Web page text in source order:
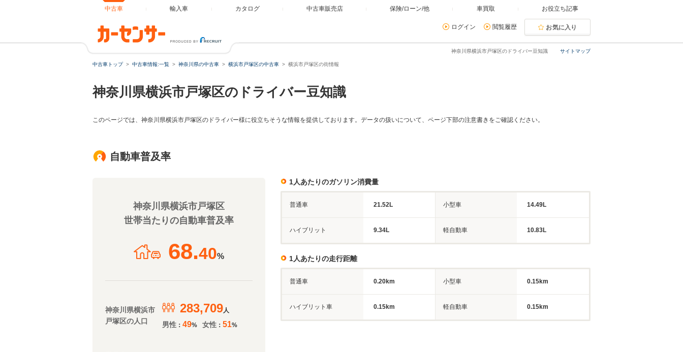
中古車 輸入車 カタログ 中古車販売店 保険/ローン/他 車買取 お役立ち記事
ログイン 閲覧履歴 お気に入り
サイトマップ
神奈川県横浜市戸塚区のドライバー豆知識
中古車トップ 中古車情報:一覧 神奈川県の中古車 横浜市戸塚区の中古車 横浜市戸塚区の街情報
神奈川県横浜市戸塚区のドライバー豆知識
このページでは、神奈川県横浜市戸塚区のドライバー様に役立ちそうな情報を提供しております。データの扱いについて、ページ下部の注意書きをご確認ください。
自動車普及率
神奈川県横浜市戸塚区
世帯当たりの自動車普及率
68.40%
神奈川県横浜市
戸塚区の人口
283,709人
男性 ： 49% 女性 ： 51%
1人あたりのガソリン消費量
普通車 21.52L 小型車 14.49L
ハイブリット 9.34L 軽自動車 10.83L
1人あたりの走行距離
普通車 0.20km 小型車 0.15km
ハイブリット車 0.15km 軽自動車 0.15km